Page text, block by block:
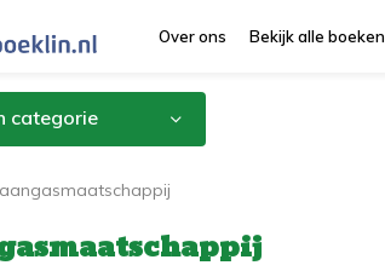
Over ons Bekijk alle boeken
categorie